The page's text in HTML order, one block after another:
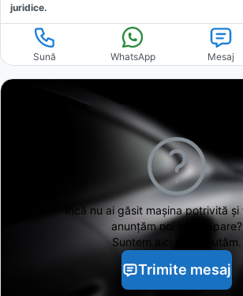
juridice.
Sună WhatsApp Mesaj
Încă nu ai găsitmașina potrivită și
anunțăm noi când apare?
Suntem aici să te ajutăm.
Trimite mesaj